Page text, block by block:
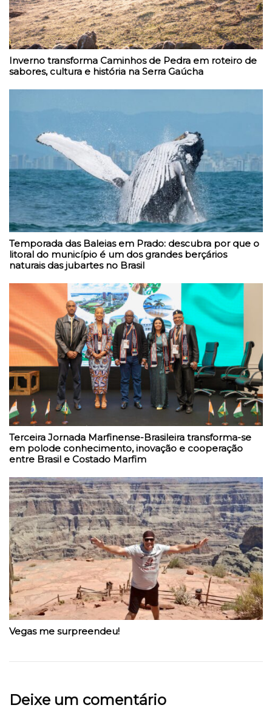
Inverno transforma Caminhos de Pedra em roteiro de
sabores, cultura e história na Serra Gaúcha
Temporada das Baleias em Prado: descubra por que o
litoral do município é um dos grandes berçários
naturais das jubartes no Brasil
Terceira Jornada Marfinense-Brasileira transforma-se
em polode conhecimento, inovação e cooperação
entre Brasil e Costado Marfim
Vegas me surpreendeu!
Deixe um comentário